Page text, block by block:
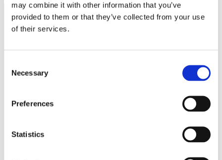
may combine it with other information that you’ve
provided to them or that they’ve collected from your use
of their services.
Selection
Necessary
Preferences
Statistics
Försäkringar
Tips